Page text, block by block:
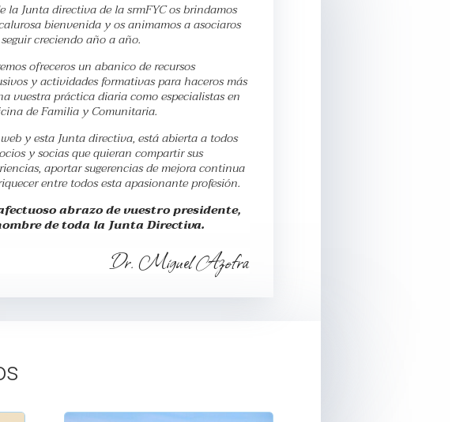
la Junta directiva de la srmFYC os brindamos
bienvenida y os animamos a asociaros
creciendo año a año.
ofreceros un abanico de recursos
y actividades formativas para haceros más
vuestra práctica diaria como especialistas en
de Familia y Comunitaria.
y esta Junta directiva, está abierta a todos
y socias que quieran compartir sus
aportar sugerencias de mejora continua
entre todos esta apasionante profesión.
abrazo de vuestro presidente,
de toda la Junta Directiva.
Dr. Miguel Azofra